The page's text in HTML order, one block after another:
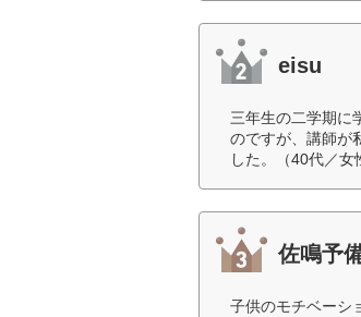
eisu
三年生の二学期に
のですが、講師が
した。（40代／女
佐鳴予
子供のモチベーシ